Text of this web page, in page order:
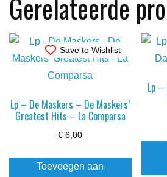
Gerelateerde
Save to Wishlist
Lp – De Maskers – De Maskers’
Greatest Hits – La Comparsa
€ 6,00
Toevoegen aan
Lp –